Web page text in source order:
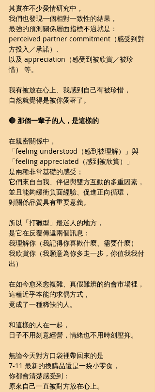
其實在不少愛情研究中，
我們也發現一個相對一致性的結果，
最強的預測關係層面指標不過就是：
perceived partner commitment（感受到對
方投入／承諾）、
以及 appreciation（感受到被欣賞／被珍
惜） 等。
我有被放在心上、我感到自己有被珍惜，
自然就覺得是被你愛著了。
🔴 那個一輩子的人，是這樣的
在親密關係中，
「feeling understood（感到被理解）」與
「feeling appreciated（感到被欣賞）」
是兩種非常基礎的感受；
它們來自自我、伴侶與雙方互動的多重因素，
並且能夠緩衝負面經驗、促進正向循環，
對關係品質具有重要意義。
所以「打獵型」最迷人的地方，
是它在反覆傳遞兩個訊息：
我理解你（我記得你喜歡什麼、需要什麼）
我欣賞你（我願意為你多走一步，你值我我付
出）
在如今愈來愈複雜、真假難辨的約會市場裡，
這種近乎本能的求偶方式，
竟成了一種稀缺的人。
和這樣的人在一起，
日子不用刻意經營，情緒也不用時刻壓抑。
無論今天對方口袋裡帶回來的是
7-11 最新的換購品還是一袋小零食，
你都會清楚感受到：
原來自己一直被對方放在心上。